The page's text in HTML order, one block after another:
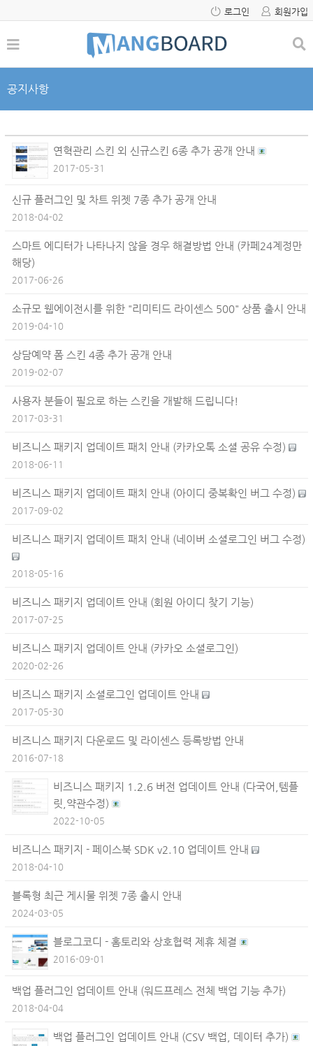
로그인 회원가입
공지사항
연혁관리 스킨 외 신규스킨 6종 추가 공개 안내
2017-05-31
신규 플러그인 및 차트 위젯 7종 추가 공개 안내
2018-04-02
스마트 에디터가 나타나지 않을 경우 해결방법 안내 (카페24계정만
해당)
2017-06-26
소규모 웹에이전시를 위한 "리미티드 라이센스 500" 상품 출시 안내
2019-04-10
상담예약 폼 스킨 4종 추가 공개 안내
2019-02-07
사용자 분들이 필요로 하는 스킨을 개발해 드립니다!
2017-03-31
비즈니스 패키지 업데이트 패치 안내 (카카오톡 소셜 공유 수정)
2018-06-11
비즈니스 패키지 업데이트 패치 안내 (아이디 중복확인 버그 수정)
2017-09-02
비즈니스 패키지 업데이트 패치 안내 (네이버 소셜로그인 버그 수정)
2018-05-16
비즈니스 패키지 업데이트 안내 (회원 아이디 찾기 기능)
2017-07-25
비즈니스 패키지 업데이트 안내 (카카오 소셜로그인)
2020-02-26
비즈니스 패키지 소셜로그인 업데이트 안내
2017-05-30
비즈니스 패키지 다운로드 및 라이센스 등록방법 안내
2016-07-18
비즈니스 패키지 1.2.6 버전 업데이트 안내 (다국어,템플
릿,약관수정)
2022-10-05
비즈니스 패키지 - 페이스북 SDK v2.10 업데이트 안내
2018-04-10
블록형 최근 게시물 위젯 7종 출시 안내
2024-03-05
블로그코디 - 홈토리와 상호협력 제휴 체결
2016-09-01
백업 플러그인 업데이트 안내 (워드프레스 전체 백업 기능 추가)
2018-04-04
백업 플러그인 업데이트 안내 (CSV 백업, 데이터 추가)